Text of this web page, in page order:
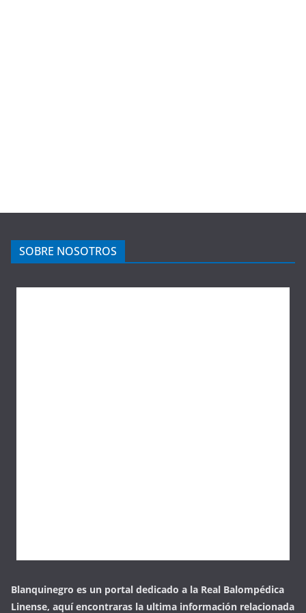
SOBRE NOSOTROS
Blanquinegro es un portal dedicado a la Real Balompédica
Linense, aquí encontraras la ultima información relacionada